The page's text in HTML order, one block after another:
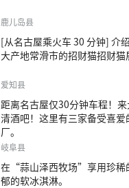
鹿儿岛县
[从名古屋乘火车 30 分钟] 介
大产地常滑市的招财猫招财猫
爱知县
距离名古屋仅30分钟车程！
清酒吧！这里有三家备受喜
厂。
岐阜县
在“蒜山泽西牧场”享用珍稀
郁的软冰淇淋。